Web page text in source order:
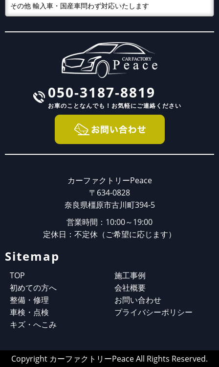
その他 輸入車・国産車問わず対応いたします
050-3187-8819
お車のことなんでも！ お気軽にご連絡ください
カーファクトリーPeace
〒634-0828
奈良県橿原市古川町394-5
営業時間：10:00～19:00
定休日：不定休（ご希望に応じます）
Sitemap
TOP
初めての方へ
整備・修理
車検・点検
キズ・へこみ
施工事例
会社概要
お問い合わせ
プライバシーポリシー
Copyright カーファクトリーPeace All Rights Reserved.